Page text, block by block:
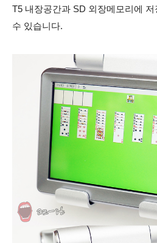
T5 내장공간과 SD 외장메모리에
수 있습니다.